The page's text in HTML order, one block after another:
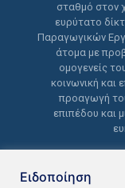
σταθμό στον
ευρύτατο
Παραγωγικών
άτομα με
ομογενείς
κοινωνική και
προαγωγή
επιπέδου και
Ειδοποίηση